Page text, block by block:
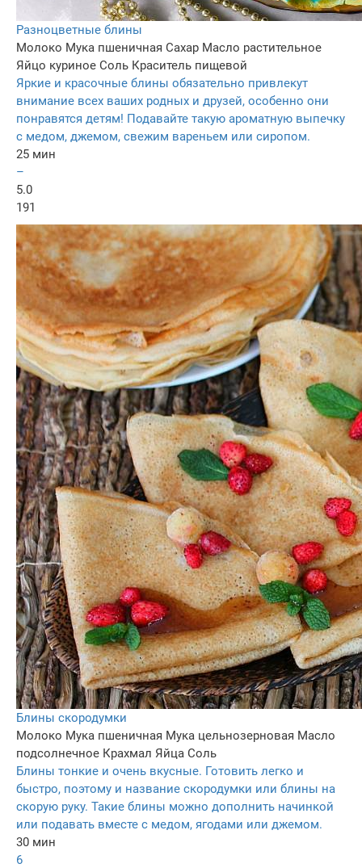
Разноцветные блины
Молоко Мука пшеничная Сахар Масло растительное
Яйцо куриное Соль Краситель пищевой
Яркие и красочные блины обязательно привлекут
внимание всех ваших родных и друзей, особенно они
понравятся детям! Подавайте такую ароматную выпечку
с медом, джемом, свежим вареньем или сиропом.
25 мин
–
5.0
191
Блины скородумки
Молоко Мука пшеничная Мука цельнозерновая Масло
подсолнечное Крахмал Яйца Соль
Блины тонкие и очень вкусные. Готовить легко и
быстро, поэтому и название скородумки или блины на
скорую руку. Такие блины можно дополнить начинкой
или подавать вместе с медом, ягодами или джемом.
30 мин
6